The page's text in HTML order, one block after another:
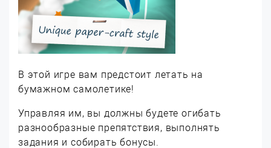
В этой игре вам предстоит летать на
бумажном самолетике!
Управляя им, вы должны будете огибать
разнообразные препятствия, выполнять
задания и собирать бонусы.